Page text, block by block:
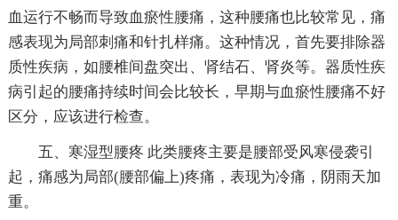
血运行不畅而导致血瘀性腰痛，这种腰痛也比较常见，痛
感表现为局部刺痛和针扎样痛。这种情况，首先要排除器
质性疾病，如腰椎间盘突出、肾结石、肾炎等。器质性疾
病引起的腰痛持续时间会比较长，早期与血瘀性腰痛不好
区分，应该进行检查。
五、寒湿型腰疼 此类腰疼主要是腰部受风寒侵袭引
起，痛感为局部(腰部偏上)疼痛，表现为冷痛，阴雨天加
重。